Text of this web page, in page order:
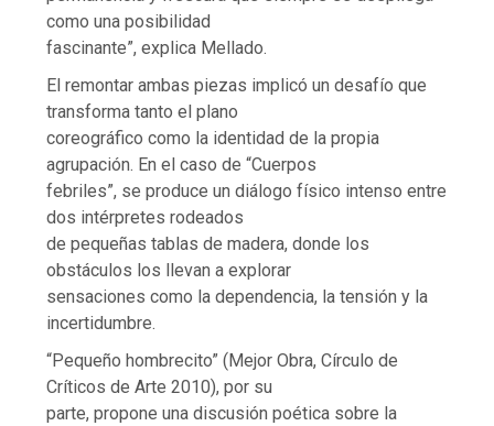
como una posibilidad
fascinante”, explica Mellado.
El remontar ambas piezas implicó un desafío que
transforma tanto el plano
coreográfico como la identidad de la propia
agrupación. En el caso de “Cuerpos
febriles”, se produce un diálogo físico intenso entre
dos intérpretes rodeados
de pequeñas tablas de madera, donde los
obstáculos los llevan a explorar
sensaciones como la dependencia, la tensión y la
incertidumbre.
“Pequeño hombrecito” (Mejor Obra, Círculo de
Críticos de Arte 2010), por su
parte, propone una discusión poética sobre la